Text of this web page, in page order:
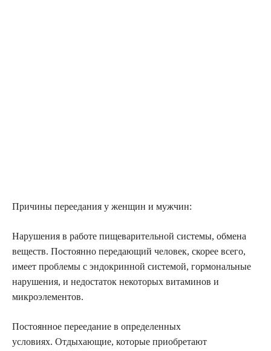
Причины переедания у женщин и мужчин:
Нарушения в работе пищеварительной системы, обмена
веществ. Постоянно передающий человек, скорее всего,
имеет проблемы с эндокринной системой, гормональные
нарушения, и недостаток некоторых витаминов и
микроэлементов.
Постоянное переедание в определенных
условиях. Отдыхающие, которые приобретают